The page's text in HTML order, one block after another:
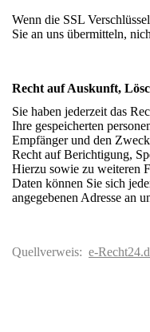
Wenn die SSL
Sie an uns übermitteln,
Recht auf Auskunft,
Sie haben jederzeit das
Ihre gespeicherten
Empfänger und den
Recht auf Berichtigung,
Hierzu sowie zu weiteren
Daten können Sie sich
angegebenen Adresse an
Quellverweis: e-